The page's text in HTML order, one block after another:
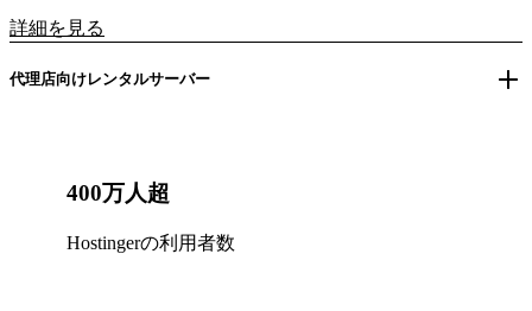
詳細を見る
代理店向けレンタルサーバー
400万人超
Hostingerの利用者数